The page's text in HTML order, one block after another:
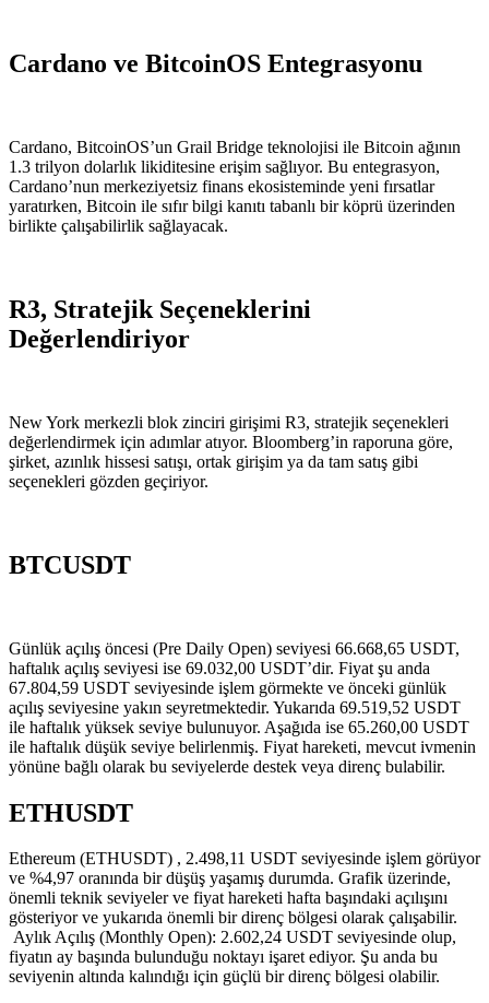
Cardano ve BitcoinOS Entegrasyonu
Cardano, BitcoinOS’un Grail Bridge teknolojisi ile Bitcoin ağının
1.3 trilyon dolarlık likiditesine erişim sağlıyor. Bu entegrasyon,
Cardano’nun merkeziyetsiz finans ekosisteminde yeni fırsatlar
yaratırken, Bitcoin ile sıfır bilgi kanıtı tabanlı bir köprü üzerinden
birlikte çalışabilirlik sağlayacak.
R3, Stratejik Seçeneklerini
Değerlendiriyor
New York merkezli blok zinciri girişimi R3, stratejik seçenekleri
değerlendirmek için adımlar atıyor. Bloomberg’in raporuna göre,
şirket, azınlık hissesi satışı, ortak girişim ya da tam satış gibi
seçenekleri gözden geçiriyor.
BTCUSDT
Günlük açılış öncesi (Pre Daily Open) seviyesi 66.668,65 USDT,
haftalık açılış seviyesi ise 69.032,00 USDT’dir. Fiyat şu anda
67.804,59 USDT seviyesinde işlem görmekte ve önceki günlük
açılış seviyesine yakın seyretmektedir. Yukarıda 69.519,52 USDT
ile haftalık yüksek seviye bulunuyor. Aşağıda ise 65.260,00 USDT
ile haftalık düşük seviye belirlenmiş. Fiyat hareketi, mevcut ivmenin
yönüne bağlı olarak bu seviyelerde destek veya direnç bulabilir.
ETHUSDT
Ethereum (ETHUSDT) , 2.498,11 USDT seviyesinde işlem görüyor
ve %4,97 oranında bir düşüş yaşamış durumda. Grafik üzerinde,
önemli teknik seviyeler ve fiyat hareketi hafta başındaki açılışını
gösteriyor ve yukarıda önemli bir direnç bölgesi olarak çalışabilir.
Aylık Açılış (Monthly Open): 2.602,24 USDT seviyesinde olup,
fiyatın ay başında bulunduğu noktayı işaret ediyor. Şu anda bu
seviyenin altında kalındığı için güçlü bir direnç bölgesi olabilir.